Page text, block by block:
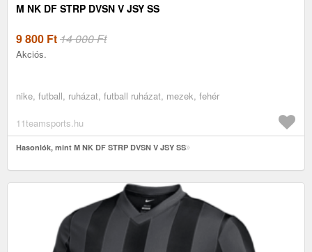
M NK DF STRP DVSN V JSY SS
9 800 Ft14 000 Ft
Akciós.
nike, futball, ruházat, futball ruházat, mezek, fehér
11teamsports.hu
Hasonlók, mint M NK DF STRP DVSN V JSY SS